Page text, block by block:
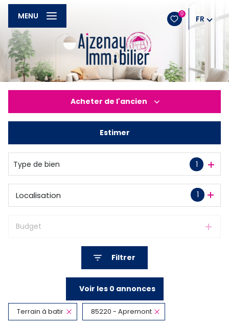
0
FR
MENU
Acheter de l'ancien
Estimer
Type de bien 1
1
Localisation
Budget
Filtrer
Voir les 0 annonces
Terrain à batir 85220 - Apremont